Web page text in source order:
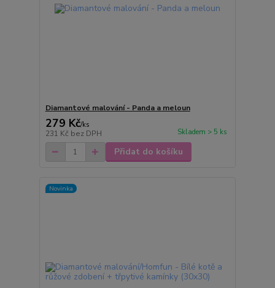
Diamantové malování - Panda a meloun
279 Kč/ks
231 Kč bez DPH Skladem > 5 ks
Přidat do košíku
Novinka